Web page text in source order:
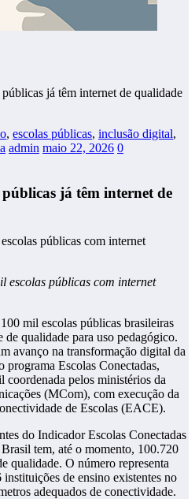
já têm internet de qualidade
, escolas públicas, inclusão digital,
admin maio 22, 2026 0
já têm internet de
escolas públicas com internet
mil escolas públicas brasileiras
de qualidade para uso pedagógico.
avanço na transformação digital da
programa Escolas Conectadas,
pelos ministérios da
(MCom), com execução da
de Escolas (EACE).
do Indicador Escolas Conectadas
tem, até o momento, 100.720
qualidade. O número representa
de ensino existentes no
adequados de conectividade.